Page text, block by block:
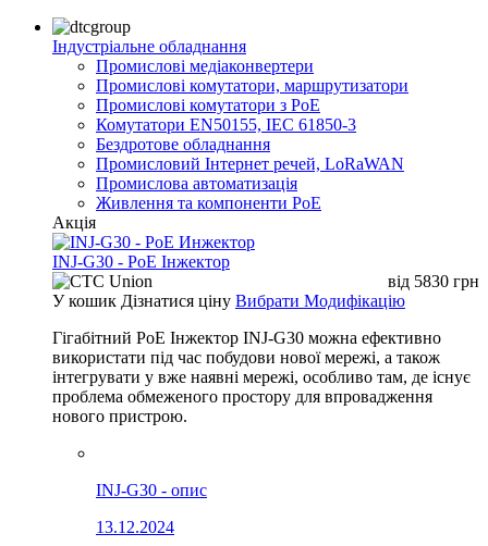
Індустріальне обладнання
Промислові медіаконвертери
Промислові комутатори, маршрутизатори
Промислові комутатори з PoE
Комутатори EN50155, IEC 61850-3
Бездротове обладнання
Промисловий Інтернет речей, LoRaWAN
Промислова автоматизація
Живлення та компоненти PoE
Акція
INJ-G30 - PoE Інжектор
від 5830 грн
У кошик Дізнатися ціну Вибрати Модифікацію
Гігабітний PoE Інжектор INJ-G30 можна ефективно
використати під час побудови нової мережі, а також
інтегрувати у вже наявні мережі, особливо там, де існує
проблема обмеженого простору для впровадження
нового пристрою.
INJ-G30 - опис
13.12.2024